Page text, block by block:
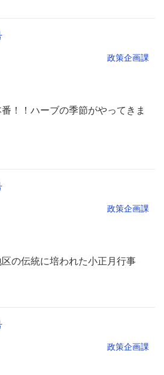
政策企画課
番！！ハーブの季節がやってきま
政策企画課
の伝統に培われた小正月行事
政策企画課